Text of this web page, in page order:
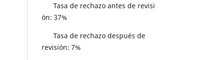
Tasa de rechazo antes de revisi
´on: 37%
Tasa de rechazo después de
revisión: 7%